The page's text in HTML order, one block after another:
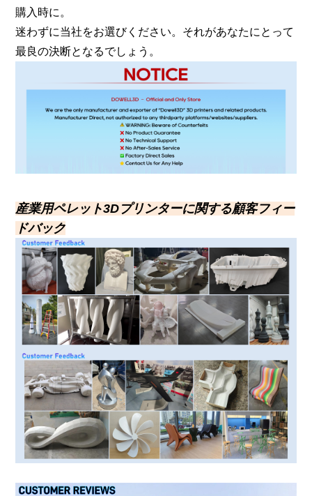
購入時に。
迷わずに当社をお選びください。それがあなたにとって
最良の決断となるでしょう。
産業用ペレット3Dプリンターに関する顧客フィー
ドバック